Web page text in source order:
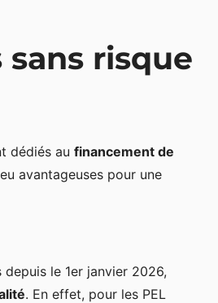
sans risque
dédiés aufinancement de
avantageuses pour une
le 1er janvier 2026,
. En effet, pour les PEL